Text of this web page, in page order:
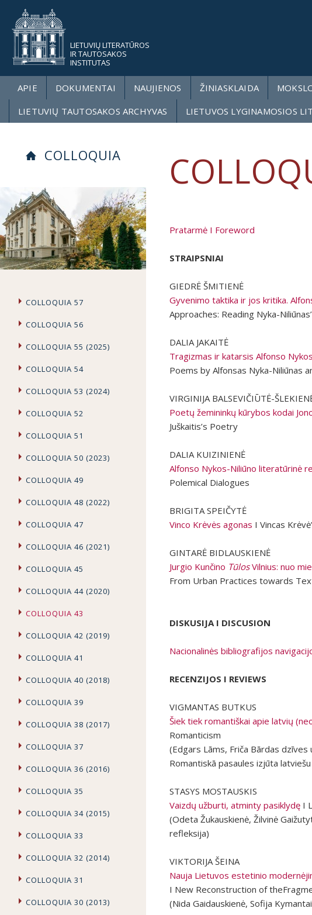
LIETUVIŲ LITERATŪROS
IR TAUTOSAKOS
INSTITUTAS
APIE DOKUMENTAI NAUJIENOS ŽINIASKLAIDA
LIETUVIŲ TAUTOSAKOS ARCHYVAS
LIETUVOS LYGINAMOSIOS
COLLOQUIA
COLLOQUIA 57
COLLOQUIA 56
COLLOQUIA 55 (2025)
COLLOQUIA 54
COLLOQUIA 53 (2024)
COLLOQUIA 52
COLLOQUIA 51
COLLOQUIA 50 (2023)
COLLOQUIA 49
COLLOQUIA 48 (2022)
COLLOQUIA 47
COLLOQUIA 46 (2021)
COLLOQUIA 45
COLLOQUIA 44 (2020)
COLLOQUIA 43
COLLOQUIA 42 (2019)
COLLOQUIA 41
COLLOQUIA 40 (2018)
COLLOQUIA 39
COLLOQUIA 38 (2017)
COLLOQUIA 37
COLLOQUIA 36 (2016)
COLLOQUIA 35
COLLOQUIA 34 (2015)
COLLOQUIA 33
COLLOQUIA 32 (2014)
COLLOQUIA 31
COLLOQUIA 30 (2013)
Pratarmė I Foreword
STRAIPSNIAI
GIEDRĖ ŠMITIENĖ
Gyvenimo taktika ir jos kritika.
Approaches: Reading Nyka-
DALIA JAKAITĖ
Tragizmas ir katarsis Alfonso
Poems by Alfonsas Nyka-Niliūnas
VIRGINIJA BALSEVIČIŪTĖ-
Poetų žemininkų kūrybos kodai
Juškaitis’s Poetry
DALIA KUIZINIENĖ
Alfonso Nykos-Niliūno literatūrinė
Polemical Dialogues
BRIGITA SPEIČYTĖ
Vinco Krėvės agonas I Vincas
GINTARĖ BIDLAUSKIENĖ
Jurgio Kunčino TūlosVilnius: nuo
From Urban Practices towards
DISKUSIJA I DISCUSION
Nacionalinės bibliografijos
RECENZIJOS I REVIEWS
VIGMANTAS BUTKUS
Šiek tiek romantiškai apie latvių
Romanticism
(Edgars Lāms, Friča Bārdas
Romantiskā pasaules izjūta
STASYS MOSTAUSKIS
Vaizdų užburti, atminty pasiklydę I
(Odeta Žukauskienė, Žilvinė
refleksija)
VIKTORIJA ŠEINA
Nauja Lietuvos estetinio
I New Reconstruction of
(Nida Gaidauskienė, Sofija